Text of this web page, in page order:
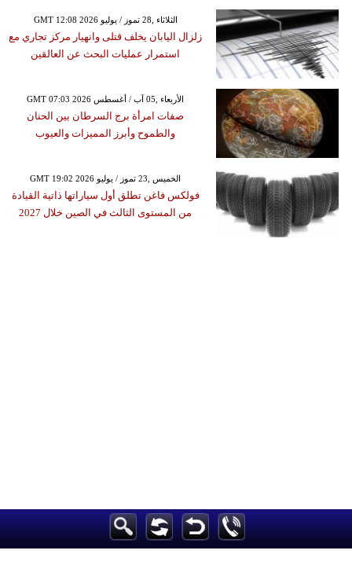
GMT 12:08 2026 الثلاثاء ,28 تموز / يوليو
زلزال اليابان يخلف قتلى وانهيار مركز تجاري مع
استمرار عمليات البحث عن العالقين
GMT 07:03 2026 الأربعاء ,05 آب / أغسطس
صفات امرأة برج السرطان بين الحنان
والطموح وأبرز المميزات والعيوب
GMT 19:02 2026 الخميس ,23 تموز / يوليو
فولكس فاغن تطلق أول سياراتها ذاتية القيادة
من المستوى الثالث في الصين خلال 2027